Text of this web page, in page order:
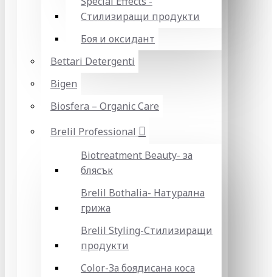
Стилизиращи продукти
Боя и оксидант
Bettari Detergenti
Bigen
Biosfera – Organic Care
Brelil Professional
Biotreatment Beauty- за
блясък
Brelil Bothalia- Натурална
грижа
Brelil Styling-Стилизиращи
продукти
Color-За боядисана коса